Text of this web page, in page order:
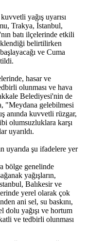
yağış uyarısı
Trakya, İstanbul,
batı ilçelerinde etkili
belirtilirken
ve Cuma
hasar ve
olunması ve hava
Belediyesi'nin de
"Meydana gelebilmesi
anında kuvvetli rüzgar,
olumsuzluklara karşı
uyarıldı.
uyarıda şu ifadelere yer
bölge genelinde
yağışların,
Balıkesir ve
yerel olarak çok
ani sel, su baskını,
dolu yağışı ve hortum
ve tedbirli olunması